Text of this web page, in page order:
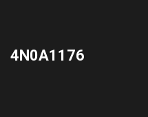
4N0A1176